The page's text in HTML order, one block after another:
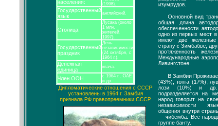
населения:
(1998).
Государственный
язык
английский.
Столица
Лусака (около
1 млн.
жителей,
1997).
Государственный
праздник
День
независимости
(24 октября, с
1964 г.).
Денежная
единица
квача.
Член ООН
с 1964 г.. ОАЕ
и др.
Дипломатические отношения с СССР
установлены в 1964 г. Замбия
признала РФ правопреемники СССР
изумрудов.
Основной вид
общая длина
обеспеченности
одно из первых мест
имеют две железные
страну с Зимбабве,
протяженность
Международные
Ливингстоне.
В Замбии
(43%), тонга (17%),
лози (10%) и
подразделяется на
народ говорит на
независимости
общения внутри
— чибемба. Все
группе банту.